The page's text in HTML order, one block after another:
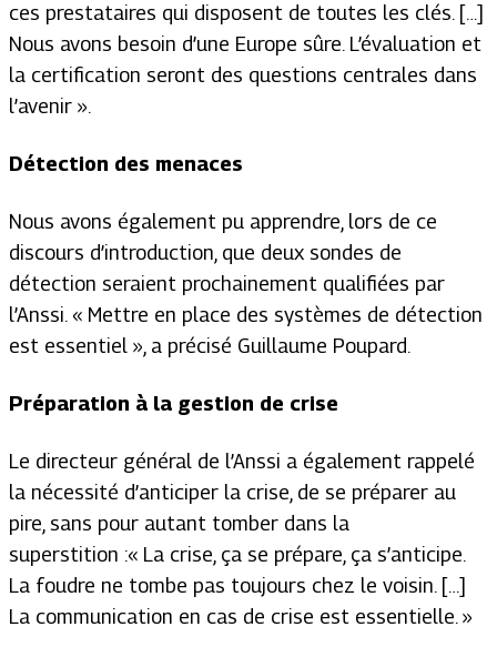
ces prestataires qui disposent de toutes les clés. […]
Nous avons besoin d’une Europe sûre. L’évaluation et
la certification seront des questions centrales dans
l’avenir ».
Détection des menaces
Nous avons également pu apprendre, lors de ce
discours d’introduction, que deux sondes de
détection seraient prochainement qualifiées par
l’Anssi. « Mettre en place des systèmes de détection
est essentiel », a précisé Guillaume Poupard.
Préparation à la gestion de crise
Le directeur général de l’Anssi a également rappelé
la nécessité d’anticiper la crise, de se préparer au
pire, sans pour autant tomber dans la
superstition :« La crise, ça se prépare, ça s’anticipe.
La foudre ne tombe pas toujours chez le voisin. […]
La communication en cas de crise est essentielle. »